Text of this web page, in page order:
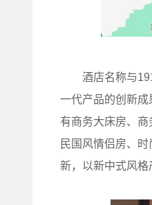
酒店名称与
一代产品的创新
有商务大床房、
民国风情侣房、
新，以新中式风格